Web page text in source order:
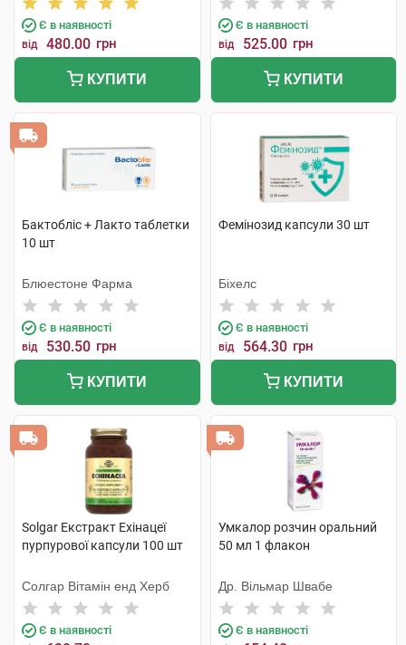
Є в наявності
від 480.00 грн
КУПИТИ
Є в наявності
від 525.00 грн
КУПИТИ
Бактобліс + Лакто таблетки
10 шт
Блюестоне Фарма
Є в наявності
від 530.50 грн
КУПИТИ
Фемінозид капсули 30 шт
Біхелс
Є в наявності
від 564.30 грн
КУПИТИ
Solgar Екстракт Ехінацеї
пурпурової капсули 100 шт
Солгар Вітамін енд Херб
Є в наявності
Умкалор розчин оральний
50 мл 1 флакон
Др. Вільмар Швабе
Є в наявності